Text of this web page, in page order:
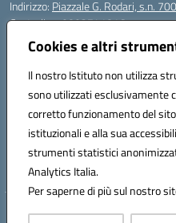
Cookies e altri
Il nostro Istituto non utilizza
sono utilizzati esclusivamente
corretto funzionamento del
istituzionali e alla sua
strumenti statistici
Analytics Italia.
Per saperne di più sul nostro
Indirizzo: Piazzale G. Rodari, s.n.
Centralino:0803741816 - corso
Email: BATD220004@istruzione.it
Posta elettronica certificata (PEC):
Codice meccanografico:
Codice Indice delle Pubbliche
Codice unico di fatturazione (CUF):
la scuola è raggiungibile anche al
Hosting &